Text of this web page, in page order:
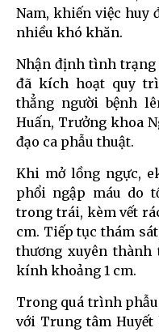
Nam, khiến việc huy
nhiều khó khăn.
Nhận định tình trạng
đã kích hoạt quy
thẳng người bệnh
Huấn, Trưởng khoa
đạo ca phẫu thuật.
Khi mở lồng ngực,
phổi ngập máu do
trong trái, kèm vết
cm. Tiếp tục thám
thương xuyên
kính khoảng 1 cm.
Trong quá trình
với Trung tâm